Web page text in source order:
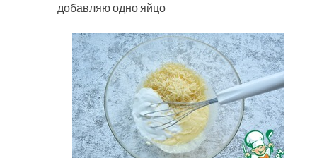
добавляю одно яйцо